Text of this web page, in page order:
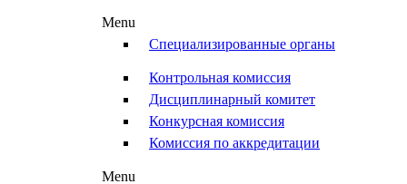
Menu
Специализированные органы
Контрольная комиссия
Дисциплинарный комитет
Конкурсная комиссия
Комиссия по аккредитации
Menu